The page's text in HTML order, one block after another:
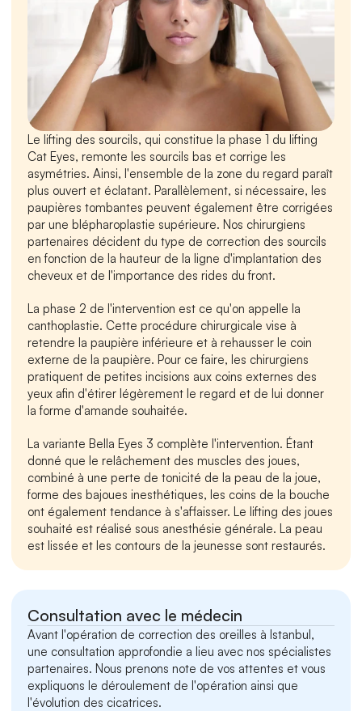
Le lifting des sourcils, qui constitue la phase 1 du lifting
Cat Eyes, remonte les sourcils bas et corrige les
asymétries. Ainsi, l'ensemble de la zone du regard paraît
plus ouvert et éclatant. Parallèlement, si nécessaire, les
paupières tombantes peuvent également être corrigées
par une blépharoplastie supérieure. Nos chirurgiens
partenaires décident du type de correction des sourcils
en fonction de la hauteur de la ligne d'implantation des
cheveux et de l'importance des rides du front.
La phase 2 de l'intervention est ce qu'on appelle la
canthoplastie. Cette procédure chirurgicale vise à
retendre la paupière inférieure et à rehausser le coin
externe de la paupière. Pour ce faire, les chirurgiens
pratiquent de petites incisions aux coins externes des
yeux afin d'étirer légèrement le regard et de lui donner
la forme d'amande souhaitée.
La variante Bella Eyes 3 complète l'intervention. Étant
donné que le relâchement des muscles des joues,
combiné à une perte de tonicité de la peau de la joue,
forme des bajoues inesthétiques, les coins de la bouche
ont également tendance à s'affaisser. Le lifting des joues
souhaité est réalisé sous anesthésie générale. La peau
est lissée et les contours de la jeunesse sont restaurés.
Consultation avec le médecin
Avant l'opération de correction des oreilles à Istanbul,
une consultation approfondie a lieu avec nos spécialistes
partenaires. Nous prenons note de vos attentes et vous
expliquons le déroulement de l'opération ainsi que
l'évolution des cicatrices.